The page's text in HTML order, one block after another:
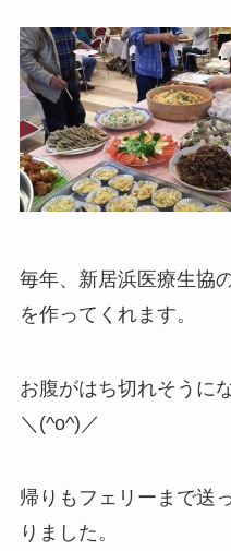
毎年、新居浜医療生協
を作ってくれます。
お腹がはち切れそうに
＼(^o^)／
帰りもフェリーまで送
りました。